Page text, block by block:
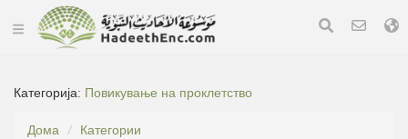
Категорија: Повикување на проклетство
Дома
Категории